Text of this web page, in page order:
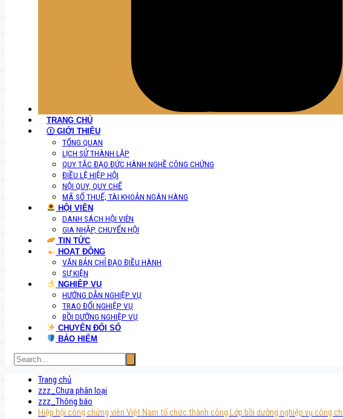
TRANG CHỦ
Ⓘ GIỚI THIỆU
TỔNG QUAN
LỊCH SỬ THÀNH LẬP
QUY TẮC ĐẠO ĐỨC HÀNH NGHỀ CÔNG CHỨNG
ĐIỀU LỆ HIỆP HỘI
NỘI QUY, QUY CHẾ
MÃ SỐ THUẾ; TÀI KHOẢN NGÂN HÀNG
HỘI VIÊN
DANH SÁCH HỘI VIÊN
GIA NHẬP, CHUYỂN HỘI
TIN TỨC
HOẠT ĐỘNG
VĂN BẢN CHỈ ĐẠO ĐIỀU HÀNH
SỰ KIỆN
NGHIỆP VỤ
HƯỚNG DẪN NGHIỆP VỤ
TRAO ĐỔI NGHIỆP VỤ
BỒI DƯỠNG NGHIỆP VỤ
CHUYỂN ĐỔI SỐ
BẢO HIỂM
Trang chủ
zzz_Chưa phân loại
zzz_Thông báo
Hiệp hội công chứng viên Việt Nam tổ chức thành công Lớp bồi dưỡng nghiệp vụ công